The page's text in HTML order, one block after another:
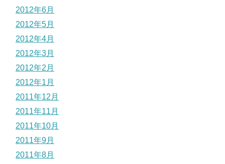
2012年6月
2012年5月
2012年4月
2012年3月
2012年2月
2012年1月
2011年12月
2011年11月
2011年10月
2011年9月
2011年8月